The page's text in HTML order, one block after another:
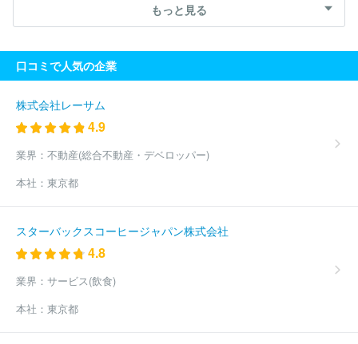
株式会社サンドラッグ
ショッピングクラブ
株式会社アイルネット
株式会社ティンパン
アレイ
レグセントジョイラー株式会社
ネス株式会社
ウォーターワン株式会社
株式会社アンカーネット
ワークサービス
リー
マガシーク株式会社
報サービス
株式会社オーダーチーズ
グリ
会社ドリームファクトリー
株式会社ヌマニウ・ウエスト
株式会社アクティス
機株式会社
株式会社翼
有限会社福栓
グッドライブ株式会社
トレス
株式会社ａｚｉ‐ａｚｉ
会社酸京クラウド
式会社アウティングスペース
ほか(2132件)
もっと見る
口コミで人気の企業
株式会社レーサム
4.9
業界： 不動産(総合不動産・デベロッパー)
本社： 東京都
スターバックスコーヒージャパン株式会社
4.8
業界： サービス(飲食)
本社： 東京都